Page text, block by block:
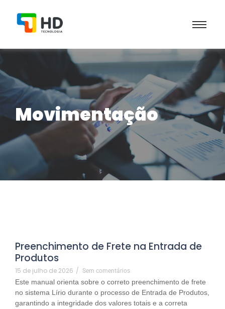
Movimentação
Preenchimento de Frete na Entrada de
Produtos
15 de julho de 2026 / Sem comentários
Este manual orienta sobre o correto preenchimento de frete
no sistema Lírio durante o processo de Entrada de Produtos,
garantindo a integridade dos valores totais e a correta